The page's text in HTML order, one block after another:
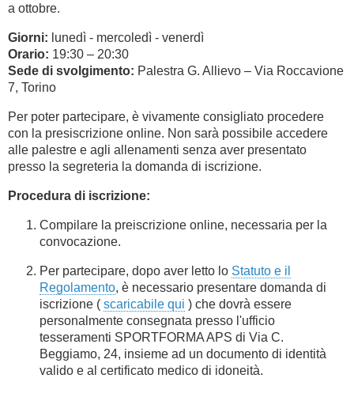
a ottobre.
Giorni: lunedì - mercoledì - venerdì
Orario: 19:30 – 20:30
Sede di svolgimento: Palestra G. Allievo – Via Roccavione
7, Torino
Per poter partecipare, è vivamente consigliato procedere
con la presiscrizione online. Non sarà possibile accedere
alle palestre e agli allenamenti senza aver presentato
presso la segreteria la domanda di iscrizione.
Procedura di iscrizione:
Compilare la preiscrizione online, necessaria per la
convocazione.
Per partecipare, dopo aver letto lo Statuto e il
Regolamento, è necessario presentare domanda di
iscrizione ( scaricabile qui ) che dovrà essere
personalmente consegnata presso l'ufficio
tesseramenti SPORTFORMA APS di Via C.
Beggiamo, 24, insieme ad un documento di identità
valido e al certificato medico di idoneità.